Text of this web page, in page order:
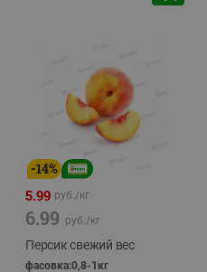
-14%
5.99 руб./кг
6.99 руб./кг
Персик свежий вес
фасовка:0,8-1кг